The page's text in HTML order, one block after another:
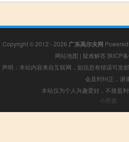
Copyright © 2012 - 2026 广东高尔夫网
网站地图 | 疑难解答 陕ICP
声明：本站内容来自互联网，如信息有错误可发
会及时纠正，谢
本站仅为个人兴趣爱好，不接盈
小男孩